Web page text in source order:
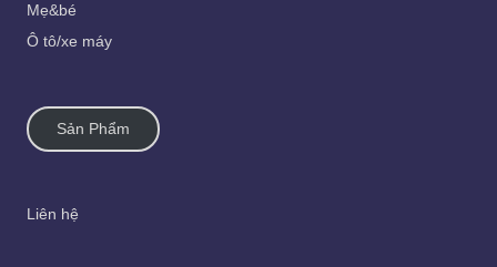
Mẹ&bé
Ô tô/xe máy
Sản Phẩm
Liên hệ